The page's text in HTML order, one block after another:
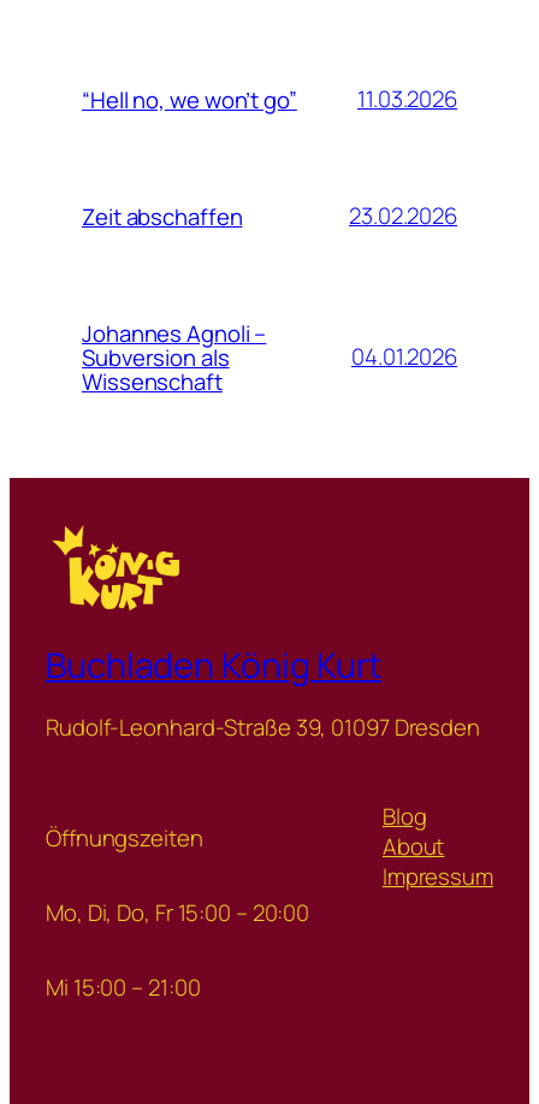
“Hell no, we won’t go” 11.03.2026
Zeit abschaffen 23.02.2026
Johannes Agnoli –
Subversion als
Wissenschaft
04.01.2026
Buchladen König Kurt
Rudolf-Leonhard-Straße 39, 01097 Dresden
Öffnungszeiten
Mo, Di, Do, Fr 15:00 – 20:00
Mi 15:00 – 21:00
Blog
About
Impressum